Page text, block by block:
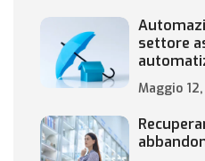
settore
Maggio